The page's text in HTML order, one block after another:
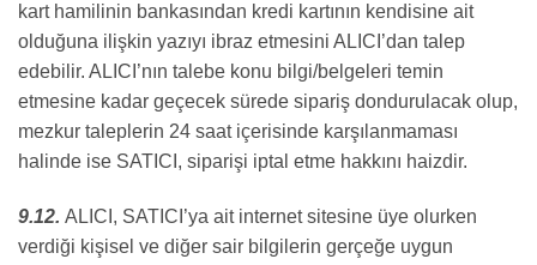
kart hamilinin bankasından kredi kartının kendisine ait
olduğuna ilişkin yazıyı ibraz etmesini ALICI’dan talep
edebilir. ALICI’nın talebe konu bilgi/belgeleri temin
etmesine kadar geçecek sürede sipariş dondurulacak olup,
mezkur taleplerin 24 saat içerisinde karşılanmaması
halinde ise SATICI, siparişi iptal etme hakkını haizdir.
9.12. ALICI, SATICI’ya ait internet sitesine üye olurken
verdiği kişisel ve diğer sair bilgilerin gerçeğe uygun